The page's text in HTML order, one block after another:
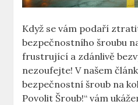
Když se‌ vám podaří
bezpečnostního šroubu
frustrující a zdánlivě
nezoufejte! V našem
bezpečnostní ⁣šroub na
Povolit Šroub!“ vám